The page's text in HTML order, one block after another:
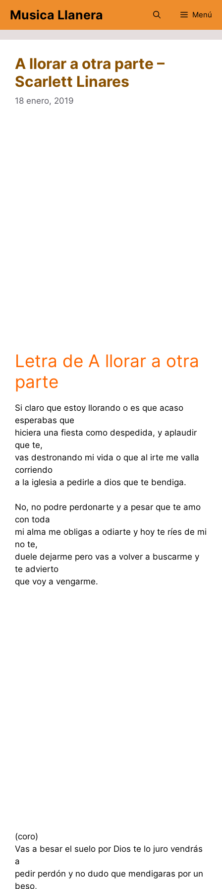
contenido
Musica Llanera Menú
A llorar a otra parte –
Scarlett Linares
18 enero, 2019
Letra de A llorar a otra
parte
Si claro que estoy llorando o es que acaso
esperabas que
hiciera una fiesta como despedida, y aplaudir
que te,
vas destronando mi vida o que al irte me valla
corriendo
a la iglesia a pedirle a dios que te bendiga.
No, no podre perdonarte y a pesar que te amo
con toda
mi alma me obligas a odiarte y hoy te ríes de mi
no te,
duele dejarme pero vas a volver a buscarme y
te advierto
que voy a vengarme.
(coro)
Vas a besar el suelo por Dios te lo juro vendrás
a
pedir perdón y no dudo que mendigaras por un
beso,